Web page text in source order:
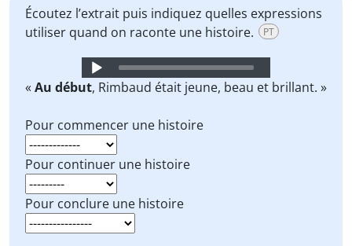
Écoutez l’extrait puis indiquez quelles expressions
utiliser quand on raconte une histoire.
PT
Audio
Player
«Au début, Rimbaud était jeune, beau et brillant. »
Pour commencer une histoire
Pour continuer une histoire
Pour conclure une histoire